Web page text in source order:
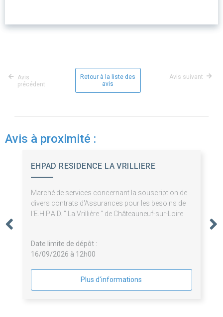
Avis
précédent
Retour à la liste des
avis
Avis suivant
Avis à proximité :
EHPAD RESIDENCE LA VRILLIERE
Marché de services concernant la souscription de
divers contrats d'Assurances pour les besoins de
l'E.H.P.A.D. " La Vrillière " de Châteauneuf-sur-Loire
Date limite de dépôt :
16/09/2026 à 12h00
Plus d'informations